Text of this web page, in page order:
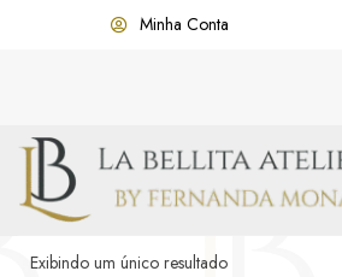
Minha Conta
Exibindo um único resultado